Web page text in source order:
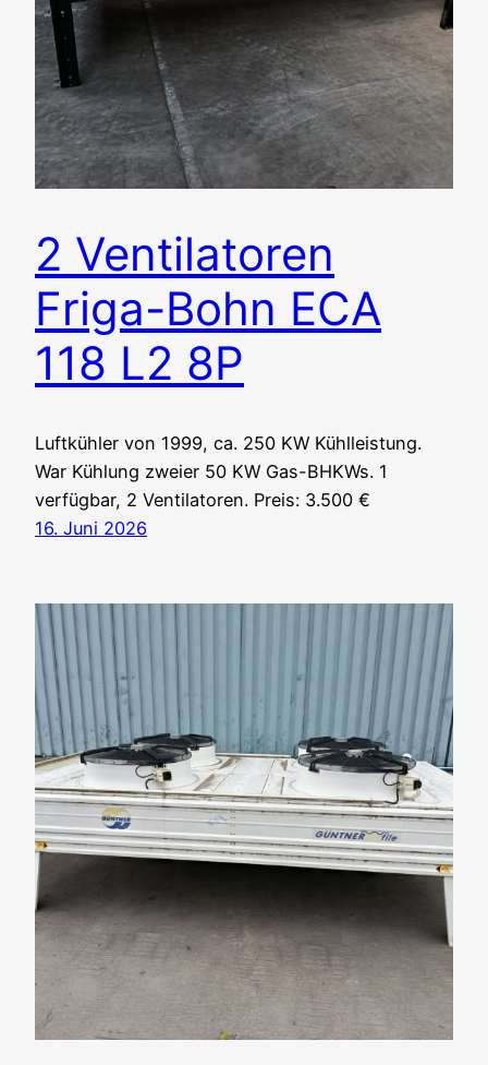
2 Ventilatoren
Friga-Bohn ECA
118 L2 8P
Luftkühler von 1999, ca. 250 KW Kühlleistung.
War Kühlung zweier 50 KW Gas-BHKWs. 1
verfügbar, 2 Ventilatoren. Preis: 3.500 €
16. Juni 2026